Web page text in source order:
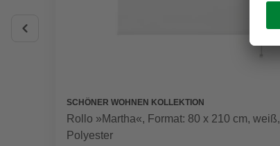
SCHÖNER WOHNEN KOLLEKTION
Rollo »Martha«, Format: 80 x 210 cm, weiß,
Polyester